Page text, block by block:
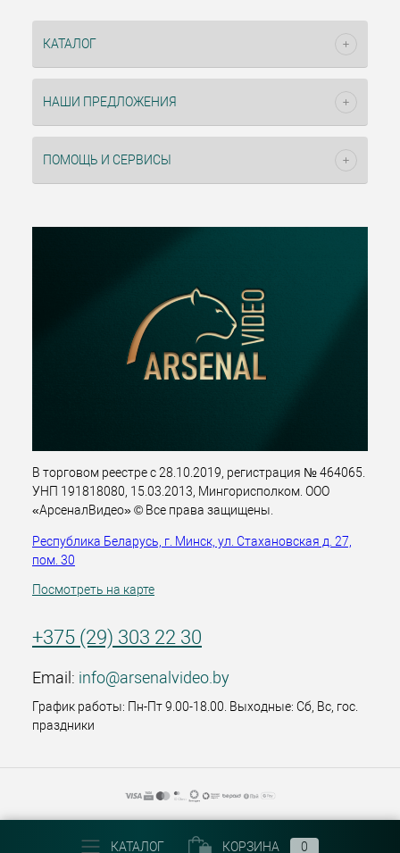
КАТАЛОГ
НАШИ ПРЕДЛОЖЕНИЯ
ПОМОЩЬ И СЕРВИСЫ
В торговом реестре с 28.10.2019, регистрация № 464065.
УНП 191818080, 15.03.2013, Мингорисполком. ООО
«АрсеналВидео» © Все права защищены.
Республика Беларусь, г. Минск, ул. Стахановская д. 27,
пом. 30
Посмотреть на карте
+375 (29) 303 22 30
Email: info@arsenalvideo.by
График работы: Пн-Пт 9.00-18.00. Выходные: Сб, Вс, гос.
праздники
КАТАЛОГ КОРЗИНА 0